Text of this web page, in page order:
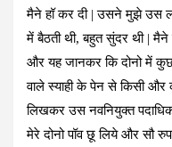
मैने हॉ कर दी | उसने मुझे उस
में बैठती थी, बहुत सुंदर थी | मैने
और यह जानकर कि दोनो में
वाले स्याही के पेन से किसी और
लिखकर उस नवनियुक्त
मेरे दोनो पॉव छू लिये और सौ